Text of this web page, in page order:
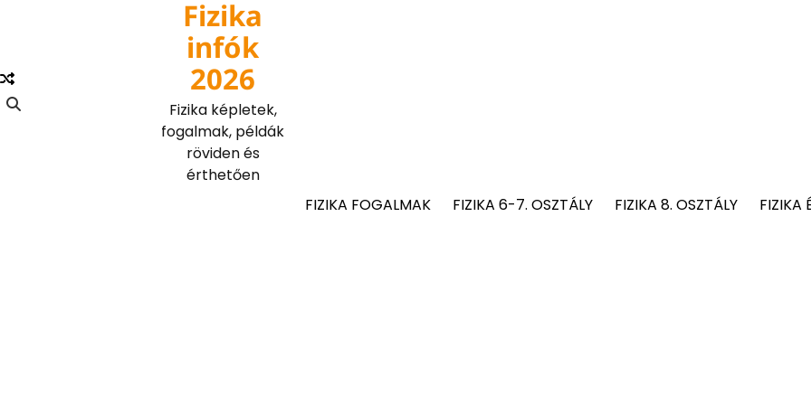
Fizika
infók
2026
Fizika képletek,
fogalmak, példák
röviden és
érthetően
FIZIKA FOGALMAK
FIZIKA 6-7. OSZTÁLY FIZIKA 8. OSZTÁLY FIZIKA